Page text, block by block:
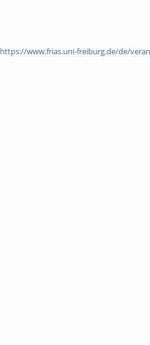
https://www.frias.uni-freiburg.de/de/